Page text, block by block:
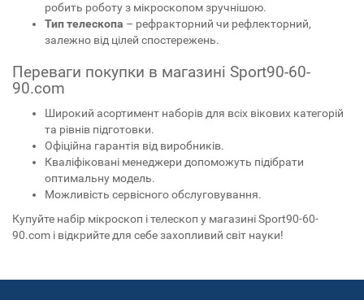
робить роботу з мікроскопом зручнішою.
Тип телескопа – рефракторний чи рефлекторний,
залежно від цілей спостережень.
Переваги покупки в магазині Sport90-60-
90.com
Широкий асортимент наборів для всіх вікових категорій
та рівнів підготовки.
Офіційна гарантія від виробників.
Кваліфіковані менеджери допоможуть підібрати
оптимальну модель.
Можливість сервісного обслуговування.
Купуйте набір мікроскоп і телескоп у магазині Sport90-60-
90.com і відкрийте для себе захопливий світ науки!